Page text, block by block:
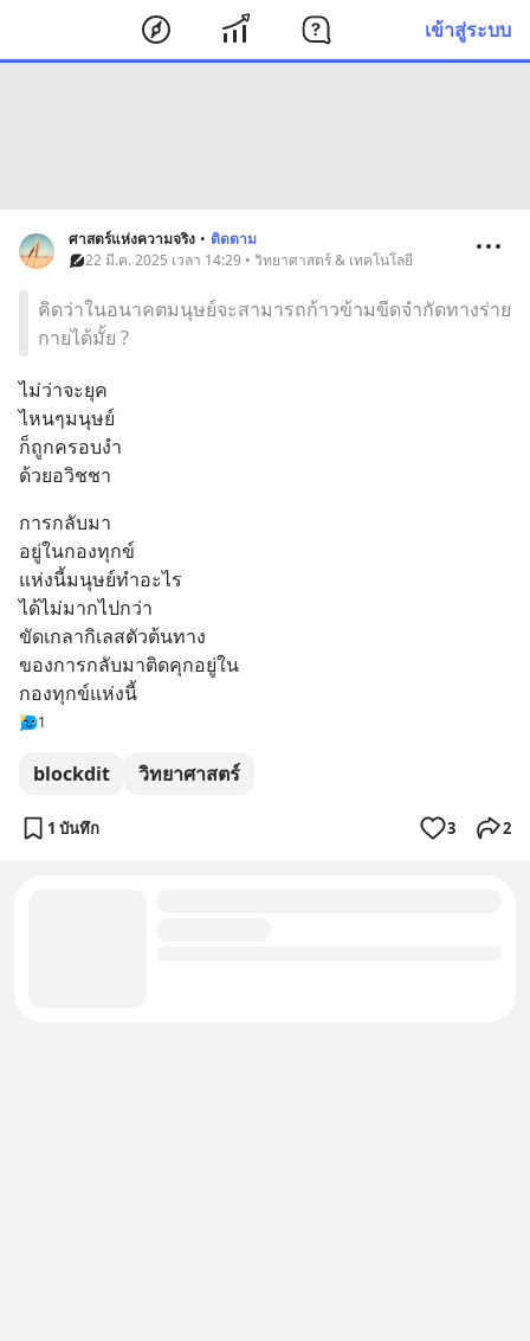
เข้าสู่ระบบ
ศาสตร์แห่งความจริง • ติดตาม
22 มี.ค. 2025 เวลา 14:29 • วิทยาศาสตร์ & เทคโนโลยี
คิดว่าในอนาคตมนุษย์จะสามารถก้าวข้ามขีดจำกัดทางร่าย
กายได้มั้ย ?
ไม่ว่าจะยุค
ไหนๆมนุษย์
ก็ถูกครอบงำ
ด้วยอวิชชา
การกลับมา
อยู่ในกองทุกข์
แห่งนี้มนุษย์ทำอะไร
ได้ไม่มากไปกว่า
ขัดเกลากิเลสตัวต้นทาง
ของการกลับมาติดคุกอยู่ใน
กองทุกข์แห่งนี้
1
blockdit วิทยาศาสตร์
1 บันทึก 3 2